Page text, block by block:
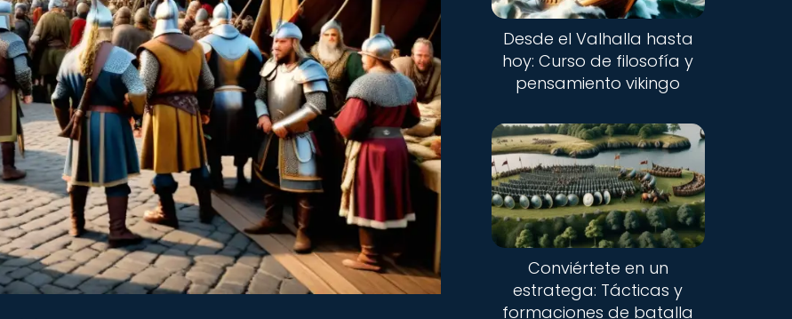
Desde el Valhalla hasta
hoy: Curso de filosofía y
pensamiento vikingo
Conviértete en un
estratega: Tácticas y
formaciones de batalla